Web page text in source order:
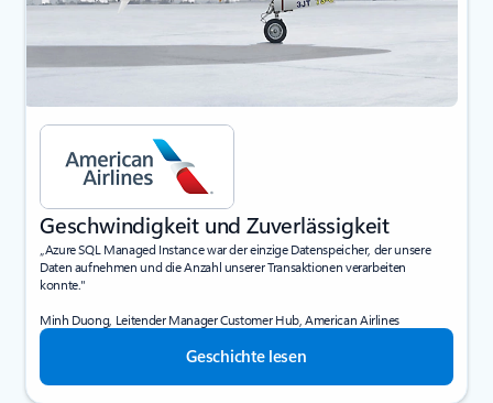
Geschwindigkeit und Zuverlässigkeit
„Azure SQL Managed Instance war der einzige Datenspeicher, der unsere
Daten aufnehmen und die Anzahl unserer Transaktionen verarbeiten
konnte."
Minh Duong, Leitender Manager Customer Hub, American Airlines
Geschichte lesen